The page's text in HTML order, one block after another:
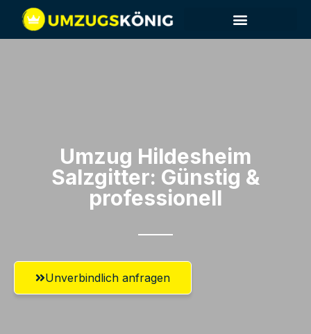
Umzug Hildesheim​
Salzgitter: Günstig &
professionell​
Unverbindlich anfragen